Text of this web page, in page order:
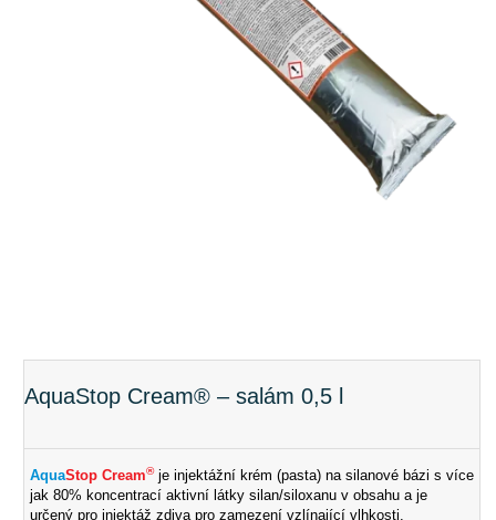
AquaStop Cream® – salám 0,5 l
AquaStop Cream®je injektážní krém (pasta) na silanové bázi s více
jak 80% koncentrací aktivní látky silan/siloxanu v obsahu a je
určený pro injektáž zdiva pro zamezení vzlínající vlhkosti.